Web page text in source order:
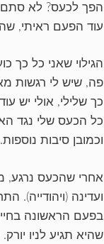
הפך לכעס? לא סתם
עוד הפעם ראיתי,
הגילוי שאני כל כך
פה, שיש לי רגשות
כך שלילי, אולי יש
כל הכעס שלי נגד
וכמובן סיבות נוספות.
אחרי שהכעס נרגע,
ועדינה
בפעם הראשונה
שהיא תגיע לניו